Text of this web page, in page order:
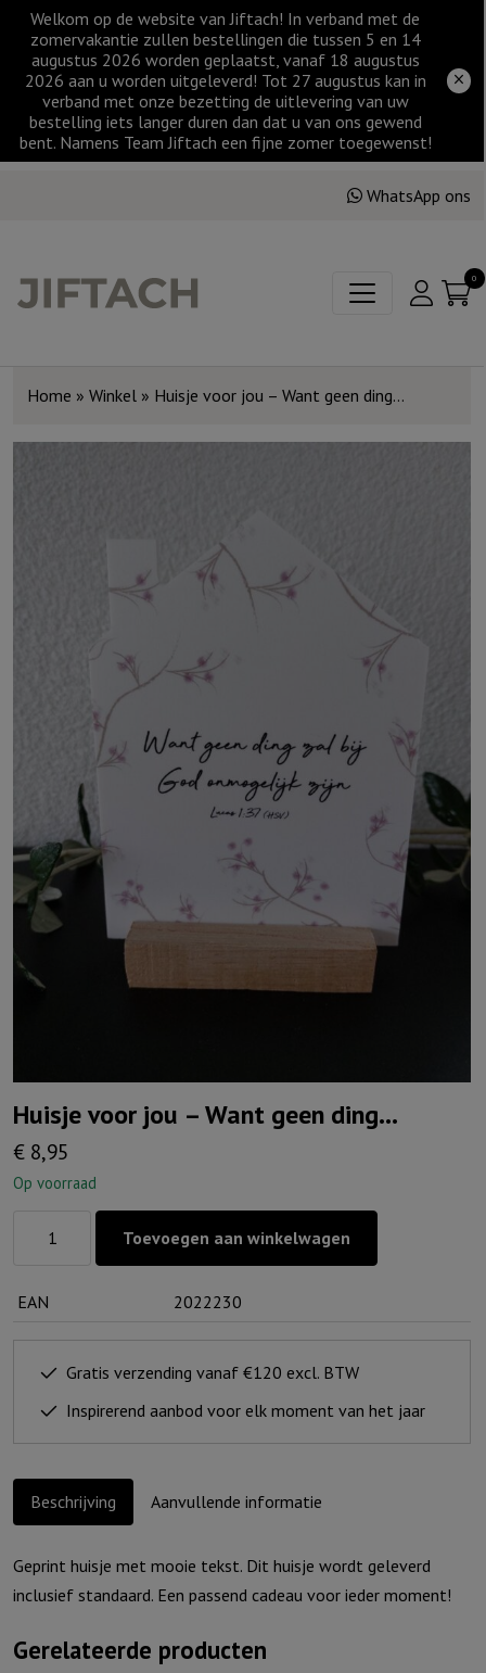
Welkom op de website van Jiftach! In verband met de
zomervakantie zullen bestellingen die tussen 5 en 14
augustus 2026 worden geplaatst, vanaf 18 augustus
2026 aan u worden uitgeleverd! Tot 27 augustus kan in
verband met onze bezetting de uitlevering van uw
bestelling iets langer duren dan dat u van ons gewend
bent. Namens Team Jiftach een fijne zomer toegewenst!
WhatsApp ons
0
Home » Winkel » Huisje voor jou – Want geen ding…
Huisje voor jou – Want geen ding…
€ 8,95
Op voorraad
Want
geen
Toevoegen aan winkelwagen
EAN 2022230
Gratis verzending vanaf €120 excl. BTW
Inspirerend aanbod voor elk moment van het jaar
Beschrijving Aanvullende informatie
Geprint huisje met mooie tekst. Dit huisje wordt geleverd
inclusief standaard. Een passend cadeau voor ieder moment!
Gerelateerde producten